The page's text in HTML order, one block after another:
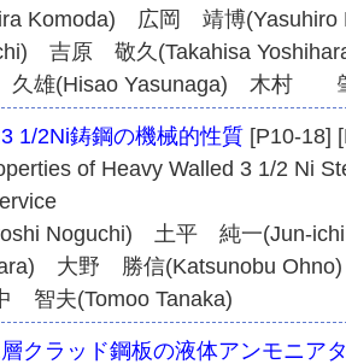
Komoda) 広岡 靖博
吉原 敬久(Takahisa
久雄(Hisao Yasunaga) 木村
1/2Ni鋳鋼の機械的性質 [P10-18]
of Heavy Walled 3 1/2 Ni
Noguchi) 土平 純一(Jun-
大野 勝信(Katsunobu
智夫(Tomoo Tanaka)
クラッド鋼板の液体アンモニア